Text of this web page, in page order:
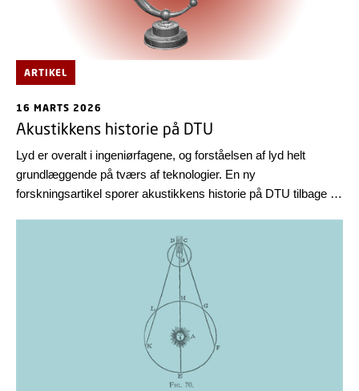
ARTIKEL
16 MARTS 2026
Akustikkens historie på DTU
Lyd er overalt i ingeniørfagene, og forståelsen af lyd helt
grundlæggende på tværs af teknologier. En ny
forskningsartikel sporer akustikkens historie på DTU tilbage til